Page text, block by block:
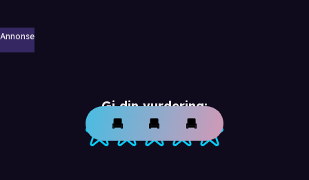
Annonse
Gi din vurdering: